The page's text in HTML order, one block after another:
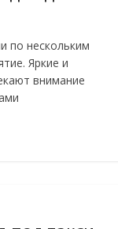
по нескольким
Яркие и
внимание